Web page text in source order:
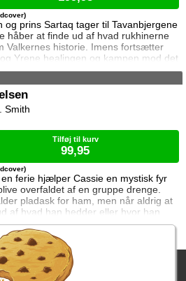
og prins Sartaq tager til Tavanbjergene
håber at finde ud af hvad rukhinerne
Valkernes historie. Imens fortsætter
Yrene healingen og kampen mod det
mørke som lurer inden i ham. Men
derhjemme.
en ferie hjælper Cassie en mystisk fyr
overfaldet af en gruppe drenge.
pladask for ham, men når aldrig at
af hvad han hedder eller hvor han
fra. Da hendes mor beslutter at de
til New Salem for at bo hos Cassies
møder hun på den nye skole en
jævnaldrende som både er
og fascinerende. De er alle
Smith
Tilføj til kurv
99,95
• Fragtgebyret bortfalder ved køb over